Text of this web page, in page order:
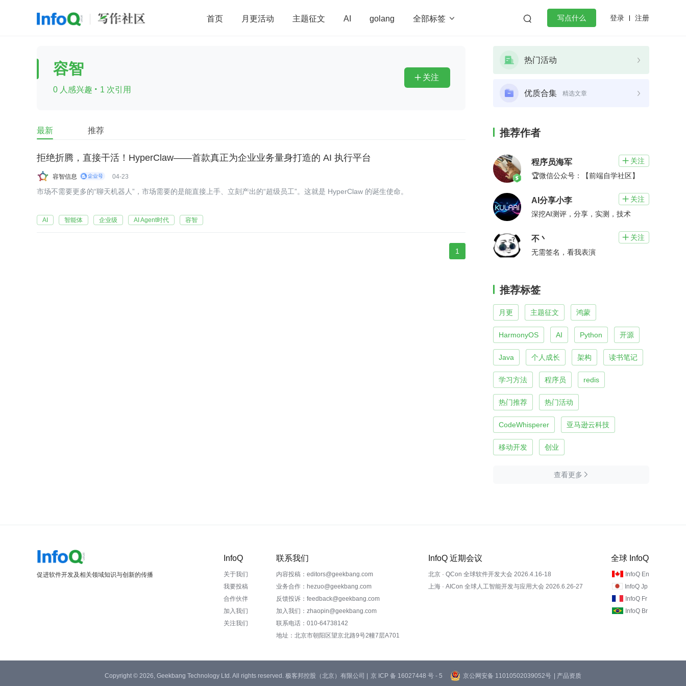
首页 月更活动 主题征文 AI golang 全部标签   写点什么 登录 注册
前端 redis
查看更多
容智
0 人感兴趣 · 1 次引用
 关注
最新 推荐
拒绝折腾，直接干活！HyperClaw——首款真正为企业业务量身打造的 AI 执行平台
容智信息 04-23
市场不需要更多的“聊天机器人”，市场需要的是能直接上手、立刻产出的“超级员工”。这就是 HyperClaw 的诞生使命。
AI 智能体 企业级 AI Agent时代 容智
1
热门活动
优质合集 精选文章
推荐作者
程序员海军  关注
🏆微信公众号：【前端自学社区】
AI分享小李  关注
深挖AI测评，分享，实测，技术
不丶  关注
无需签名，看我表演
推荐标签
月更 主题征文 鸿蒙
HarmonyOS AI Python 开源
Java 个人成长 架构 读书笔记
学习方法 程序员 redis
热门推荐 热门活动
CodeWhisperer 亚马逊云科技
移动开发 创业
查看更多 
促进软件开发及相关领域知识与创新的传播
InfoQ
关于我们
我要投稿
合作伙伴
加入我们
关注我们
联系我们
内容投稿：editors@geekbang.com
业务合作：hezuo@geekbang.com
反馈投诉：feedback@geekbang.com
加入我们：zhaopin@geekbang.com
联系电话：010-64738142
地址：北京市朝阳区望京北路9号2幢7层A701
InfoQ 近期会议
北京 · QCon 全球软件开发大会 2026.4.16-18
上海 · AICon 全球人工智能开发与应用大会 2026.6.26-27
全球 InfoQ
InfoQ En
InfoQ Jp
InfoQ Fr
InfoQ Br
Copyright © 2026, Geekbang Technology Ltd. All rights reserved. 极客邦控股（北京）有限公司 | 京 ICP 备 16027448 号 - 5 京公网安备 11010502039052号 | 产品资质